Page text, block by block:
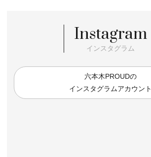
Instagram
インスタグラム
六本木PROUDの
インスタグラムアカウント